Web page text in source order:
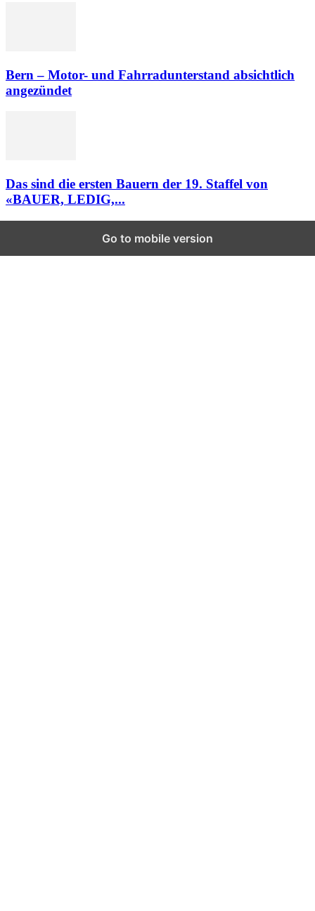
Bern – Motor- und Fahrradunterstand absichtlich
angezündet
Das sind die ersten Bauern der 19. Staffel von
«BAUER, LEDIG,...
Go to mobile version